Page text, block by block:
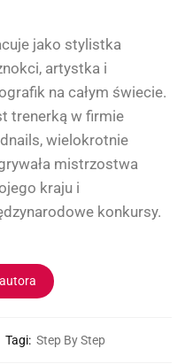
jako stylistka
artystka i
na całym świecie.
trenerką w firmie
wielokrotnie
mistrzostwa
kraju i
konkursy.
Tagi: Step By Step